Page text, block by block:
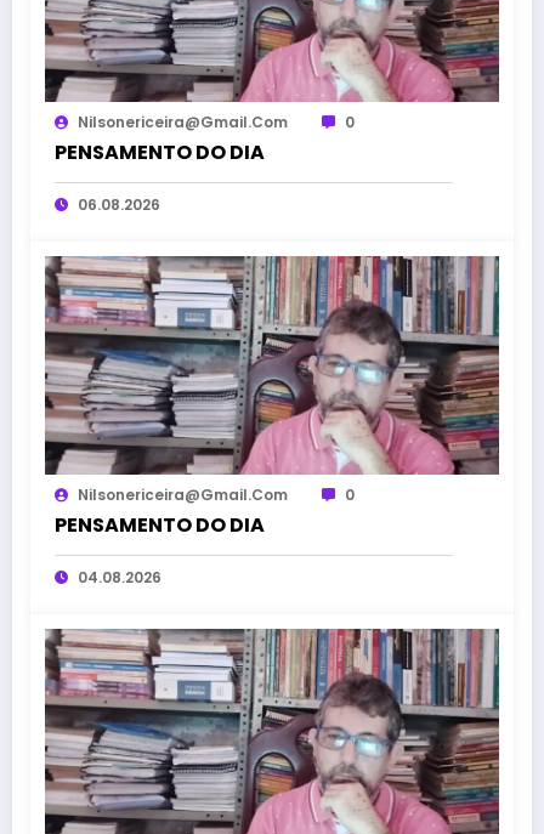
Nilsonericeira@gmail.com 0
PENSAMENTO DO DIA
06.08.2026
Nilsonericeira@gmail.com 0
PENSAMENTO DO DIA
04.08.2026